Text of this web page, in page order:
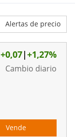
Alertas de precio
+0,07|+1,27%
Cambio diario
Vende